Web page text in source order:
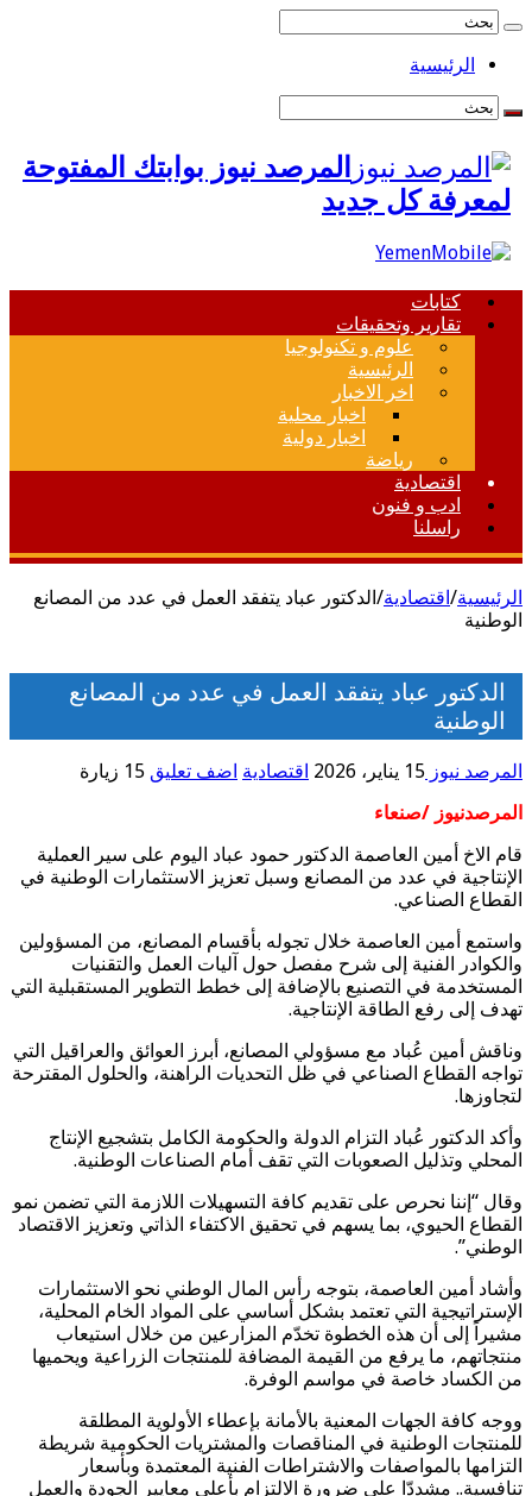
الرئيسية
المرصد نيوز بوابتك المفتوحة
لمعرفة كل جديد
كتابات
تقارير وتحقيقات
علوم و تكنولوجيا
الرئيسية
اخر الاخبار
اخبار محلية
اخبار دولية
رياضة
اقتصادية
ادب و فنون
راسلنا
الرئيسية/اقتصادية/الدكتور عباد يتفقد العمل في عدد من المصانع
الوطنية
الدكتور عباد يتفقد العمل في عدد من المصانع
الوطنية
المرصد نيوز 15 يناير، 2026 اقتصادية اضف تعليق 15 زيارة
المرصدنيوز /صنعاء
قام الاخ أمين العاصمة الدكتور حمود عباد اليوم على سير العملية
الإنتاجية في عدد من المصانع وسبل تعزيز الاستثمارات الوطنية في
القطاع الصناعي.
واستمع أمين العاصمة خلال تجوله بأقسام المصانع، من المسؤولين
والكوادر الفنية إلى شرح مفصل حول آليات العمل والتقنيات
المستخدمة في التصنيع بالإضافة إلى خطط التطوير المستقبلية التي
تهدف إلى رفع الطاقة الإنتاجية.
وناقش أمين عُباد مع مسؤولي المصانع، أبرز العوائق والعراقيل التي
تواجه القطاع الصناعي في ظل التحديات الراهنة، والحلول المقترحة
لتجاوزها.
وأكد الدكتور عُباد التزام الدولة والحكومة الكامل بتشجيع الإنتاج
المحلي وتذليل الصعوبات التي تقف أمام الصناعات الوطنية.
وقال “إننا نحرص على تقديم كافة التسهيلات اللازمة التي تضمن نمو
القطاع الحيوي، بما يسهم في تحقيق الاكتفاء الذاتي وتعزيز الاقتصاد
الوطني”.
وأشاد أمين العاصمة، بتوجه رأس المال الوطني نحو الاستثمارات
الإستراتيجية التي تعتمد بشكل أساسي على المواد الخام المحلية،
مشيراً إلى أن هذه الخطوة تخدّم المزارعين من خلال استيعاب
منتجاتهم، ما يرفع من القيمة المضافة للمنتجات الزراعية ويحميها
من الكساد خاصة في مواسم الوفرة.
ووجه كافة الجهات المعنية بالأمانة بإعطاء الأولوية المطلقة
للمنتجات الوطنية في المناقصات والمشتريات الحكومية شريطة
التزامها بالمواصفات والاشتراطات الفنية المعتمدة وبأسعار
تنافسية.. مشددّا على ضرورة الالتزام بأعلى معايير الجودة والعمل